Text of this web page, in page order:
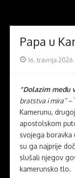
content
Papa u
Posted
16. travnja 2026.
“Dolazim među
bratstva i mira” –
Kamerunu,
apostolskom
svojega boravka
su ga najprije
slušali njegov
kamerunsko tlo.